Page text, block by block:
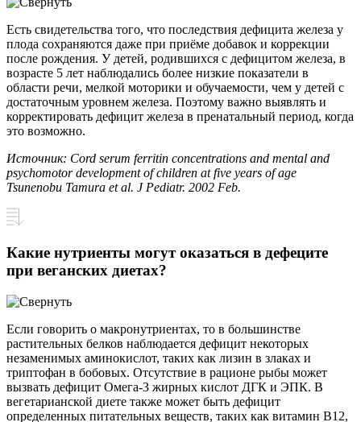
Есть свидетельства того, что последствия дефицита железа у
плода сохраняются даже при приёме добавок и коррекции
после рождения. У детей, родившихся с дефицитом железа, в
возрасте 5 лет наблюдались более низкие показатели в
области речи, мелкой моторики и обучаемости, чем у детей с
достаточным уровнем железа. Поэтому важно выявлять и
корректировать дефицит железа в пренатальный период, когда
это возможно.
Источник: Cord serum ferritin concentrations and mental and
psychomotor development of children at five years of age
Tsunenobu Tamura et al. J Pediatr. 2002 Feb.
Какие нутриенты могут оказаться в дефеците
при веганских диетах?
Если говорить о макронутриентах, то в большинстве
растительных белков наблюдается дефицит некоторых
незаменимых аминокислот, таких как лизин в злаках и
триптофан в бобовых. Отсутствие в рационе рыбы может
вызвать дефицит Омега-3 жирных кислот ДГК и ЭПК. В
вегетарианской диете также может быть дефицит
определенных питательных веществ, таких как витамин В12,